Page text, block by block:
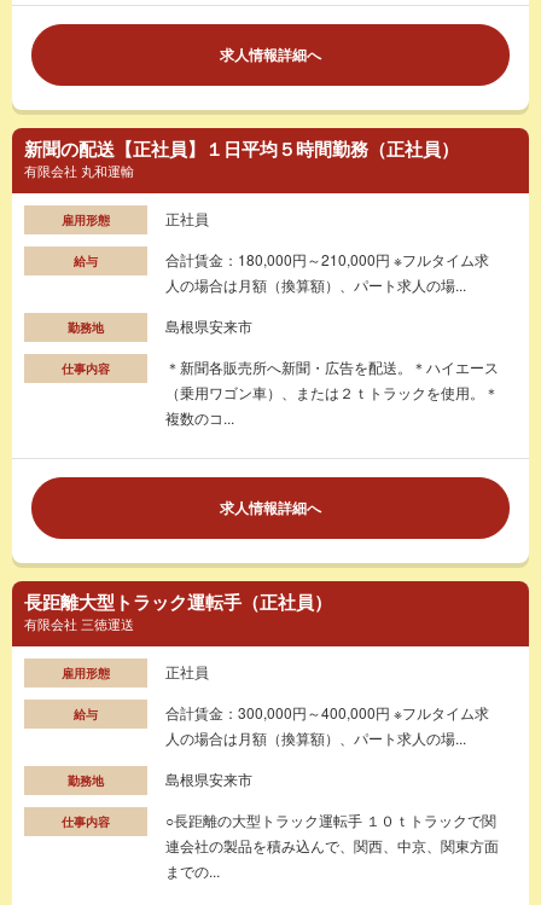
求人情報詳細へ
新聞の配送【正社員】１日平均５時間勤務（正社員）
有限会社 丸和運輸
雇用形態 正社員
給与
合計賃金：180,000円～210,000円 ※フルタイム求
人の場合は月額（換算額）、パート求人の場...
勤務地 島根県安来市
仕事内容
＊新聞各販売所へ新聞・広告を配送。＊ハイエース
（乗用ワゴン車）、または２ｔトラックを使用。＊
複数のコ...
求人情報詳細へ
長距離大型トラック運転手（正社員）
有限会社 三徳運送
雇用形態 正社員
給与
合計賃金：300,000円～400,000円 ※フルタイム求
人の場合は月額（換算額）、パート求人の場...
勤務地 島根県安来市
仕事内容
○長距離の大型トラック運転手 １０ｔトラックで関
連会社の製品を積み込んで、関西、中京、関東方面
までの...